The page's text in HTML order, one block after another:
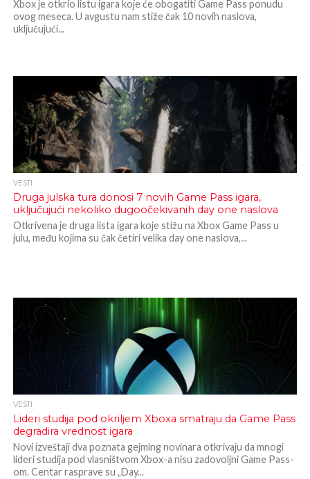
Xbox je otkrio listu igara koje će obogatiti Game Pass ponudu
ovog meseca. U avgustu nam stiže čak 10 novih naslova,
uključujući...
VESTI
Druga julska tura donosi 7 novih Game Pass igara,
uključujući nekoliko dugoočekivanih day one naslova
Otkrivena je druga lista igara koje stižu na Xbox Game Pass u
julu, među kojima su čak četiri velika day one naslova,...
VESTI
Lideri studija pod okriljem Xboxa smatraju da Game Pass
degradira vrednost igara
Novi izveštaji dva poznata gejming novinara otkrivaju da mnogi
lideri studija pod vlasništvom Xbox-a nisu zadovoljni Game Pass-
om. Centar rasprave su „Day...